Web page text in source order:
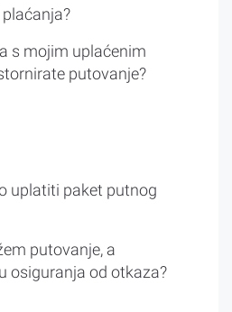
s mojim uplaćenim
putovanje?
uplatiti paket putnog
putovanje, a
osiguranja od otkaza?